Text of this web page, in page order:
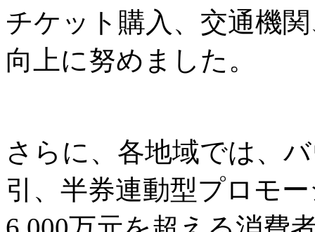
チケット購入、交通機
向上に努めました。
さらに、各地域では、
引、半券連動型プロモ